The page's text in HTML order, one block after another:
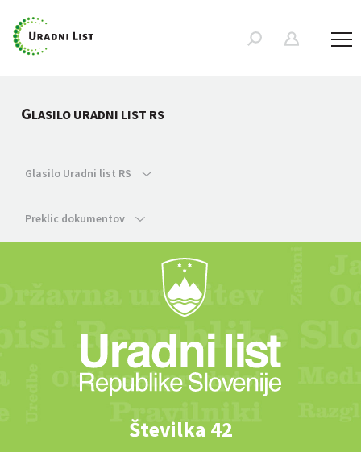
GLASILO URADNI LIST RS
Glasilo Uradni list RS
Preklic dokumentov
Številka 42